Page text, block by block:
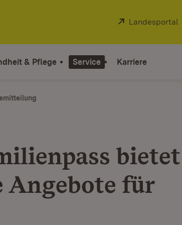
Extern:
Landesportal
& Pflege Service Karriere
bietet
für